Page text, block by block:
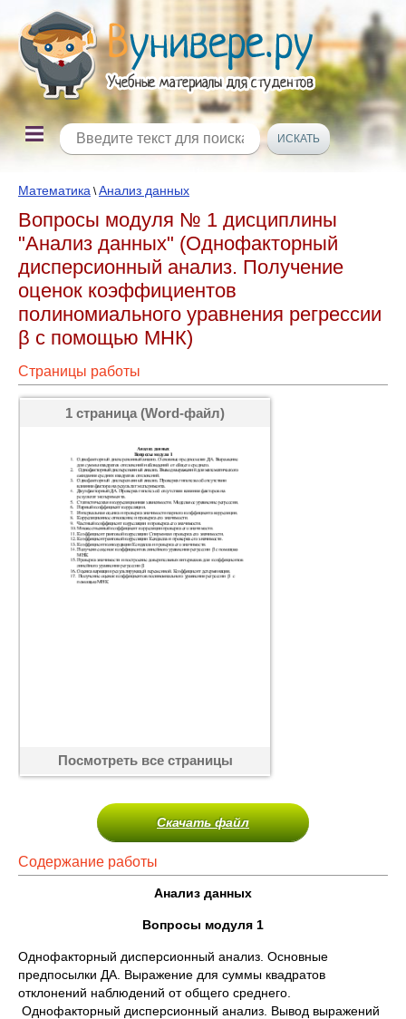
Математика \Анализ данных
Вопросы модуля № 1 дисциплины
"Анализ данных" (Однофакторный
дисперсионный анализ. Получение
оценок коэффициентов
полиномиального уравнения регрессии
β с помощью МНК)
Страницы работы
1 страница (Word-файл)
Посмотреть все страницы
Скачать файл
Содержание работы
Анализ данных
Вопросы модуля 1
Однофакторный дисперсионный анализ. Основные
предпосылки ДА. Выражение для суммы квадратов
отклонений наблюдений от общего среднего.
Однофакторный дисперсионный анализ. Вывод выражений